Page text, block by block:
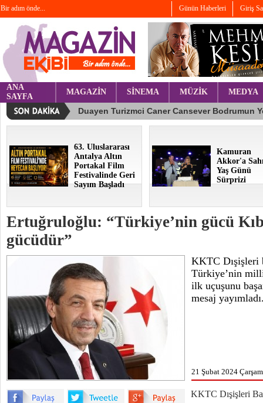
Bir adım önde... Günün Haberleri Giriş
ANA
SAYFA
MAGAZİN SİNEMA MÜZİK MEDYA
63. Uluslararası
Antalya Altın
Portakal Film
Festivalinde Geri
Sayım Başladı
Kamuran
Akkor'a
Yaş Günü
Sürprizi
Ertuğruloğlu: “Türkiye’nin gücü
gücüdür”
KKTC Dışişleri
Türkiye’nin
ilk uçuşunu
mesaj
21 Şubat 2024
KKTC Dışişleri